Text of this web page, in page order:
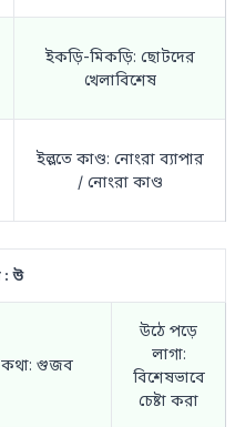
ইকড়ি-মিকড়ি: ছোটদের
খেলাবিশেষ
ইল্লতে কাণ্ড: নোংরা ব্যাপার
/ নোংরা কাণ্ড
: উ
গুজব
উঠে পড়ে
লাগা:
বিশেষভাবে
চেষ্টা করা